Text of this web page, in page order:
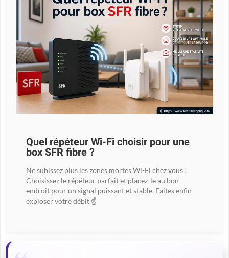
Quel répéteur Wi-Fi choisir pour une
box SFR fibre ?
Ne subissez plus les zones mortes Wi-Fi chez vous !
Choisissez le répéteur parfait et placez-le au bon
endroit pour un signal puissant et stable. Faites enfin
exploser votre débit ☝️